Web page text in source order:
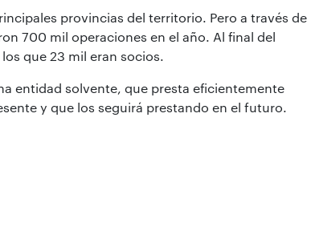
provincias del territorio. Pero a través de
700 mil operaciones en el año. Al final del
que 23 mil eran socios.
entidad solvente, que presta eficientemente
y que los seguirá prestando en el futuro.